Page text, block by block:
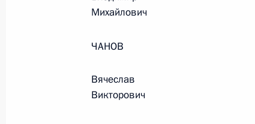
премьером – полпредом
Трутневым
Михайлович
ЧАНОВ
Вячеслав
Викторович